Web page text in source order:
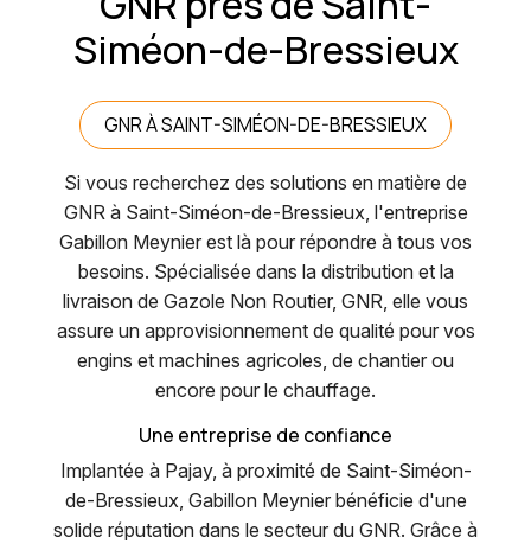
Siméon-de-Bressieux
GNR À SAINT-SIMÉON-DE-BRESSIEUX
Si vous recherchez des solutions en matière de
GNR à Saint-Siméon-de-Bressieux, l'entreprise
Gabillon Meynier est là pour répondre à tous vos
besoins. Spécialisée dans la distribution et la
livraison de Gazole Non Routier, GNR, elle vous
assure un approvisionnement de qualité pour vos
engins et machines agricoles, de chantier ou
encore pour le chauffage.
Une entreprise de confiance
Implantée à Pajay, à proximité de Saint-Siméon-
de-Bressieux, Gabillon Meynier bénéficie d'une
solide réputation dans le secteur du GNR. Grâce à